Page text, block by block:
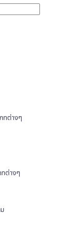
ทต่างๆ
ต่างๆ